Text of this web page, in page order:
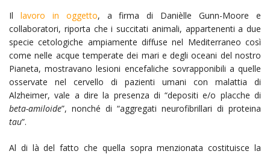
Il lavoro in oggetto, a firma di Danièlle Gunn-Moore e
collaboratori, riporta che i succitati animali, appartenenti a due
specie cetologiche ampiamente diffuse nel Mediterraneo così
come nelle acque temperate dei mari e degli oceani del nostro
Pianeta, mostravano lesioni encefaliche sovrapponibili a quelle
osservate nel cervello di pazienti umani con malattia di
Alzheimer, vale a dire la presenza di “depositi e/o placche di
beta-amiloide”, nonché di “aggregati neurofibrillari di proteina
tau”.
Al di là del fatto che quella sopra menzionata costituisce la